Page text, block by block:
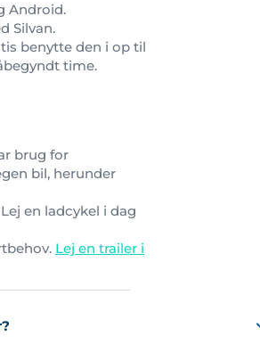
Android.
Silvan.
benytte den i op til
time.
brug for
bil, herunder
en ladcykel i dag
Lej en trailer i